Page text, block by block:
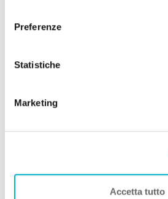
di tutti i cookie. Cliccando il
troverai le varie categorie di cookie
tue scelte. Puoi modificare le tue
Preferenze
Statistiche
Marketing
Accetta tutto
Nei Dintorni con Animali
In caso di pioggia...
Dove siamo